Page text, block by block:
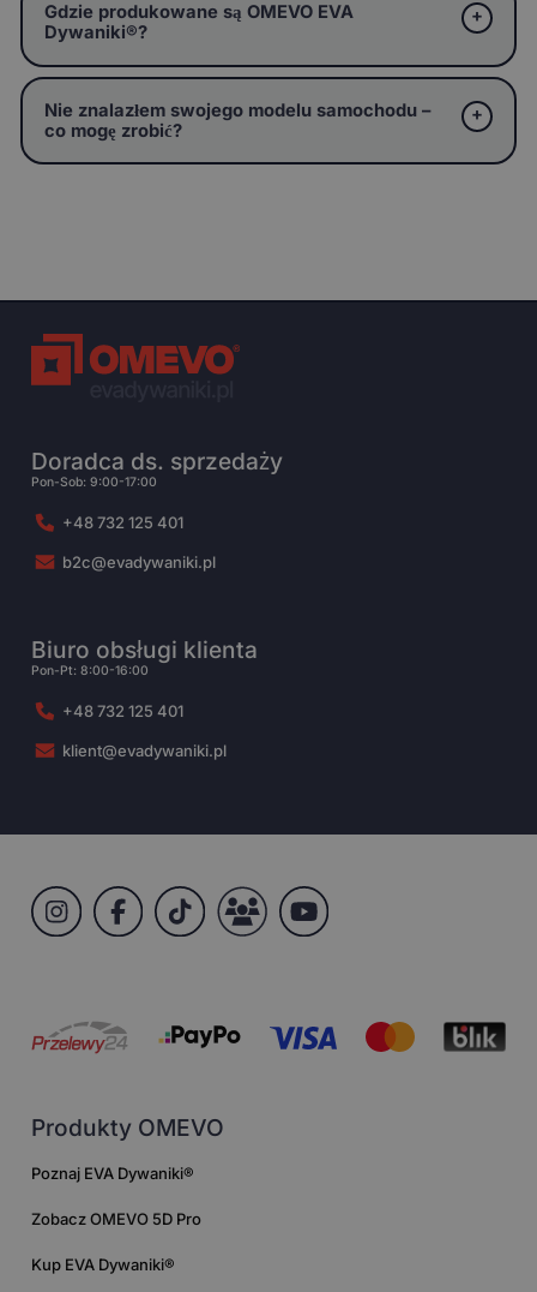
Gdzie produkowane są OMEVO EVA
Dywaniki®?
Nie znalazłem swojego modelu samochodu –
co mogę zrobić?
Doradca ds. sprzedaży
Pon-Sob: 9:00-17:00
+48 732 125 401
b2c@evadywaniki.pl
Biuro obsługi klienta
Pon-Pt: 8:00-16:00
+48 732 125 401
klient@evadywaniki.pl
Produkty OMEVO
Poznaj EVA Dywaniki®
Zobacz OMEVO 5D Pro
Kup EVA Dywaniki®